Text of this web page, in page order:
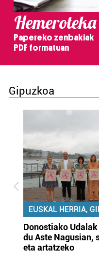
Hemeroteka
Papereko zenbakiak
PDF formatuan
Gipuzkoa
EUSKAL HERRIA,
Donostiako
du Aste Nagusian,
eta artatzeko